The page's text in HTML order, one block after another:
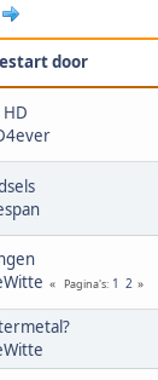
door
Pagina's 1 2